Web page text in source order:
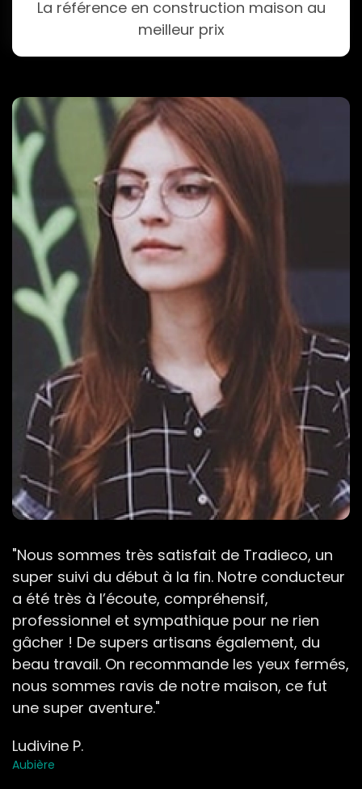
La référence en construction maison au
meilleur prix
"Nous sommes très satisfait de Tradieco, un
super suivi du début à la fin. Notre conducteur
a été très à l’écoute, compréhensif,
professionnel et sympathique pour ne rien
gâcher ! De supers artisans également, du
beau travail. On recommande les yeux fermés,
nous sommes ravis de notre maison, ce fut
une super aventure."
Ludivine P.
Aubière